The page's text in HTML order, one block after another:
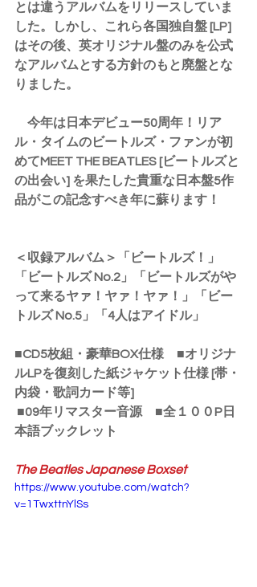
とは違うアルバムをリリースしていま
した。しかし、これら各国独自盤 [LP]
はその後、英オリジナル盤のみを公式
なアルバムとする方針のもと廃盤とな
りました。
今年は日本デビュー50周年！リア
ル・タイムのビートルズ・ファンが初
めてMEET THE BEATLES [ビートルズと
の出会い] を果たした貴重な日本盤5作
品がこの記念すべき年に蘇ります！
＜収録アルバム＞「ビートルズ！」
「ビートルズ No.2」「ビートルズがや
って来るヤァ！ヤァ！ヤァ！」「ビー
トルズ No.5」「4人はアイドル」
■CD5枚組・豪華BOX仕様　■オリジナ
ルLPを復刻した紙ジャケット仕様 [帯・
内袋・歌詞カード等]
■09年リマスター音源　■全１００P日
本語ブックレット
The Beatles Japanese Boxset
https://www.youtube.com/watch?
v=1TwxttnYlSs